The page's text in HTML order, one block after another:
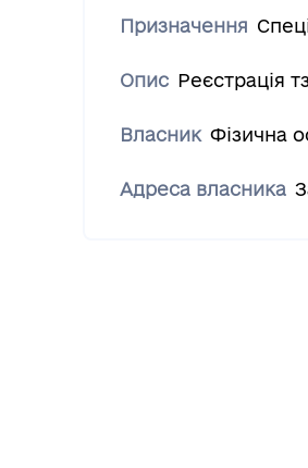
Призначення
Опис Реєстрацiя
Власник Фізична
Адреса власника